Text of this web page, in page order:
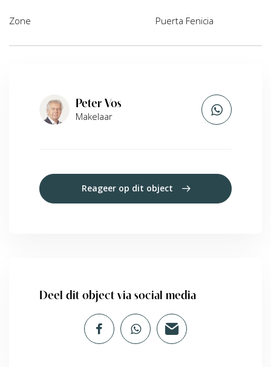
Zone Puerta Fenicia
Peter Vos
Makelaar
Reageer op dit object
Deel dit object via social media